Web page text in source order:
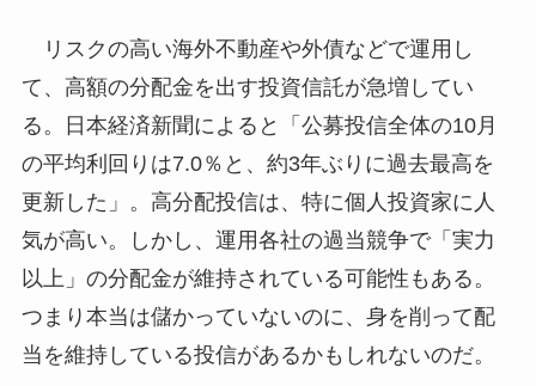
リスクの高い海外不動産や外債などで運用し
て、高額の分配金を出す投資信託が急増してい
る。日本経済新聞によると「公募投信全体の10月
の平均利回りは7.0％と、約3年ぶりに過去最高を
更新した」。高分配投信は、特に個人投資家に人
気が高い。しかし、運用各社の過当競争で「実力
以上」の分配金が維持されている可能性もある。
つまり本当は儲かっていないのに、身を削って配
当を維持している投信があるかもしれないのだ。